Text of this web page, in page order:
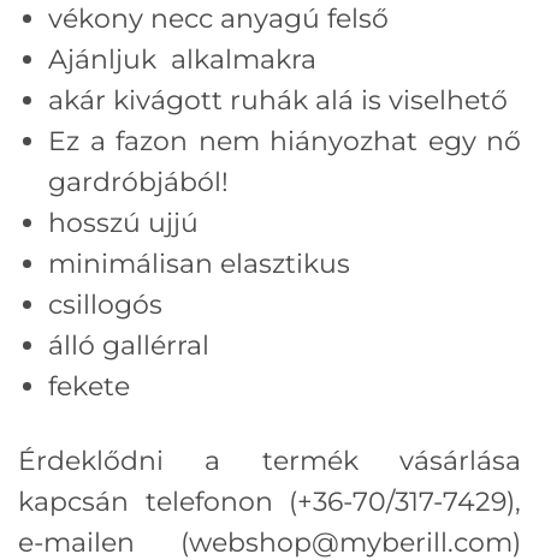
vékony necc anyagú felső
Ajánljuk alkalmakra
akár kivágott ruhák alá is viselhető
Ez a fazon nem hiányozhat egy nő
gardróbjából!
hosszú ujjú
minimálisan elasztikus
csillogós
álló gallérral
fekete
Érdeklődni a termék vásárlása
kapcsán telefonon (+36-70/317-7429),
e-mailen (webshop@myberill.com)